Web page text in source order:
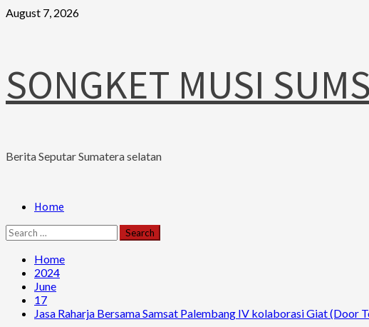
Skip
August 7, 2026
SONGKET MUSI
Berita Seputar Sumatera selatan
PrimaryHome
Search
for:
Home
2024
June
17
Jasa Raharja Bersama Samsat Palembang IV kolaborasi Giat